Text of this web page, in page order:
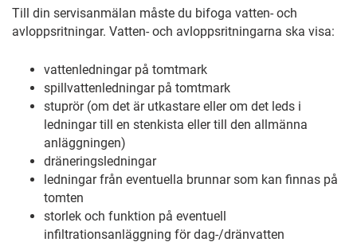
Till din servisanmälan måste du bifoga vatten- och
avloppsritningar. Vatten- och avloppsritningarna ska visa:
vattenledningar på tomtmark
spillvattenledningar på tomtmark
stuprör (om det är utkastare eller om det leds i
ledningar till en stenkista eller till den allmänna
anläggningen)
dräneringsledningar
ledningar från eventuella brunnar som kan finnas på
tomten
storlek och funktion på eventuell
infiltrationsanläggning för dag-/dränvatten